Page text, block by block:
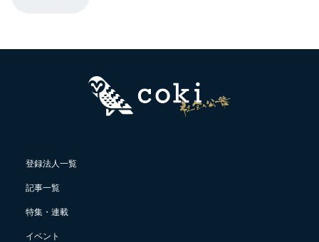
登録法人一覧
記事一覧
特集・連載
イベント